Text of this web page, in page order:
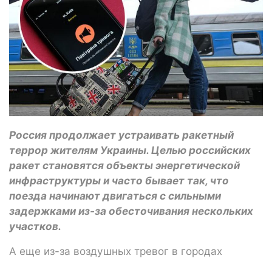
Россия продолжает устраивать ракетный
террор жителям Украины. Целью российских
ракет становятся объекты энергетической
инфраструктуры и часто бывает так, что
поезда начинают двигаться с сильными
задержками из-за обесточивания нескольких
участков.
А еще из-за воздушных тревог в городах